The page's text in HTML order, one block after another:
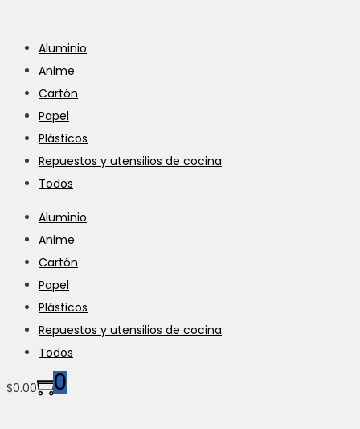
Aluminio
Anime
Cartón
Papel
Plásticos
Repuestos y utensilios de cocina
Todos
Aluminio
Anime
Cartón
Papel
Plásticos
Repuestos y utensilios de cocina
Todos
$0.00 0